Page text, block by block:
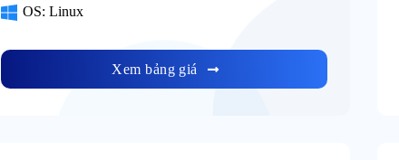
OS: Linux
Xem bảng giá